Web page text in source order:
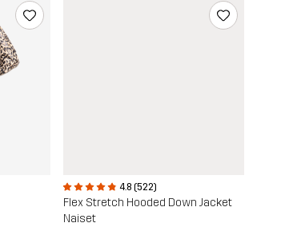
4.8 (522)
Flex Stretch Hooded Down Jacket
Naiset